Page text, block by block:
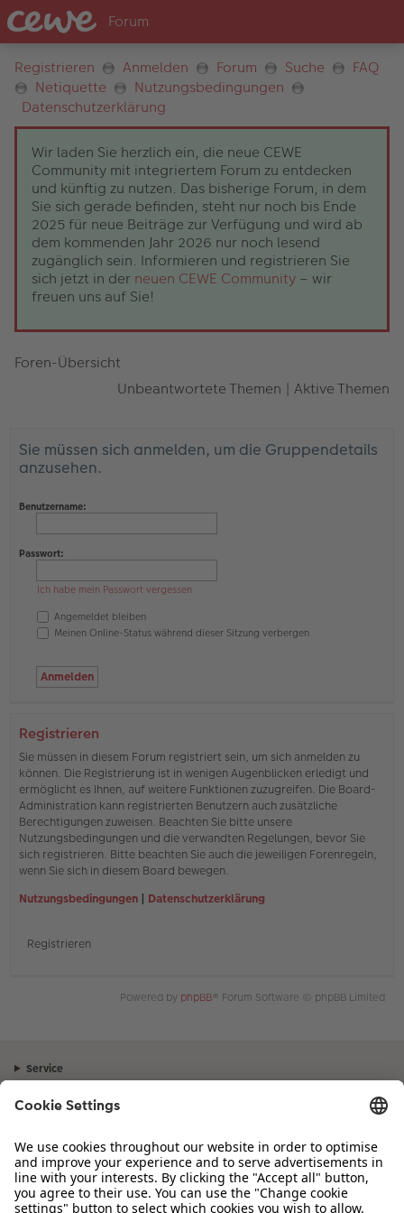
Registrieren Anmelden Forum Suche
FAQ
Netiquette
Nutzungsbedingungen
Datenschutzerklärung
Wir laden Sie herzlich ein, die neue CEWE
Community mit integriertem Forum zu entdecken
und künftig zu nutzen. Das bisherige Forum, in dem
Sie sich gerade befinden, steht nur noch bis Ende
2025 für neue Beiträge zur Verfügung und wird ab
dem kommenden Jahr 2026 nur noch lesend
zugänglich sein. Informieren und registrieren Sie
sich jetzt in der neuen CEWE Community – wir
freuen uns auf Sie!
Foren-Übersicht
Unbeantwortete Themen | Aktive Themen
Sie müssen sich anmelden, um die Gruppendetails
anzusehen.
Benutzername:
Passwort:
Ich habe mein Passwort vergessen
Angemeldet bleiben
Meinen Online-Status während dieser Sitzung verbergen
Registrieren
Sie müssen in diesem Forum registriert sein, um sich anmelden zu
können. Die Registrierung ist in wenigen Augenblicken erledigt und
ermöglicht es Ihnen, auf weitere Funktionen zuzugreifen. Die Board-
Administration kann registrierten Benutzern auch zusätzliche
Berechtigungen zuweisen. Beachten Sie bitte unsere
Nutzungsbedingungen und die verwandten Regelungen, bevor Sie
sich registrieren. Bitte beachten Sie auch die jeweiligen Forenregeln,
wenn Sie sich in diesem Board bewegen.
Nutzungsbedingungen | Datenschutzerklärung
Registrieren
Powered by phpBB® Forum Software © phpBB Limited
Service
Sortiment